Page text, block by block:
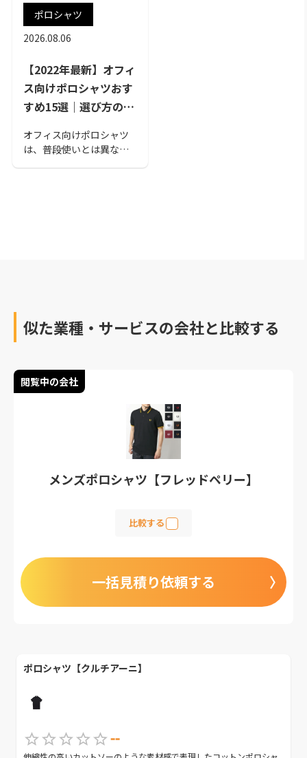
ポロシャツ
2026.08.06
【2022年最新】オフィ
ス向けポロシャツおす
すめ15選｜選び方のポ
オフィス向けポロシャツ
は、普段使いとは異なる
似た業種・サービスの会社と比較する
閲覧中の会社
メンズポロシャツ【フレッドペリー】
比較する
一括見積り依頼する
ポロシャツ【クルチアーニ】
--